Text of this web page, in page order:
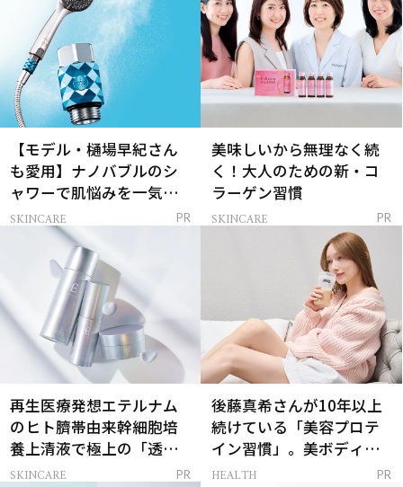
【モデル・樋場早紀さん
も愛用】ナノバブルのシ
ャワーで肌悩みを一気に
解決
SKINCARE PR
美味しいから無理なく続
く！大人のための新・コ
ラーゲン習慣
SKINCARE PR
再生医療発想エテルナム
のヒト臍帯由来幹細胞培
養上清液で極上の「透明
感ハリ肌」へ
SKINCARE PR
後藤真希さんが10年以上
続けている「美容プロテ
イン習慣」。美ボディを
支える朝ルーティンと
HEALTH PR